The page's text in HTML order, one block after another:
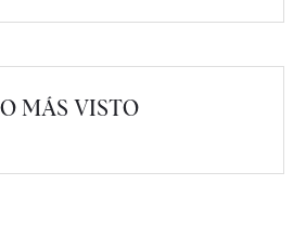
MÁS VISTO